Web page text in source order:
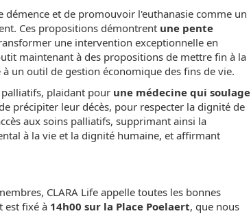
et de promouvoir l'euthanasie comme un
Ces propositions démontrent une pente
une intervention exceptionnelle en
maintenant à des propositions de mettre fin à la
un outil de gestion économique des fins de vie.
palliatifs, plaidant pour une médecine qui soulage
précipiter leur décès, pour respecter la dignité de
aux soins palliatifs, supprimant ainsi la
à la vie et la dignité humaine, et affirmant
CLARA Life appelle toutes les bonnes
est fixé à 14h00 sur la Place Poelaert, que nous